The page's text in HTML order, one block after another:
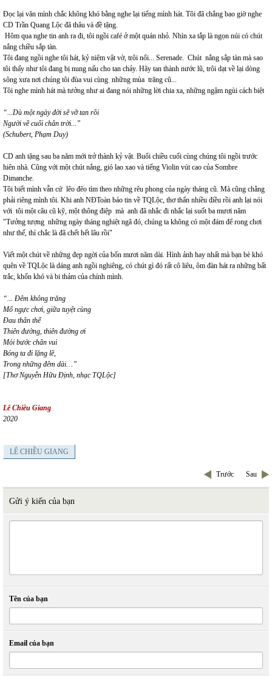
Đọc lại văn mình chắc không khó bằng nghe lại tiếng mình hát. Tôi đã chẳng bao giờ nghe
CD Trần Quang Lộc đã thâu và đề tặng.
Hôm qua nghe tin anh ra đi, tôi ngồi café ở một quán nhỏ. Nhìn xa tắp là ngọn núi có chút
nắng chiều sắp tàn.
Tôi đang ngồi nghe tôi hát, kỷ niệm vật vờ, trôi nổi... Serenade. Chút nắng sắp tàn mà sao
tôi thấy như tôi đang bị nung nấu cho tan chảy. Hãy tan thành nước lũ, trôi dạt về lại dòng
sông xưa nơi chúng tôi đùa vui cùng những mùa trăng cũ...
Tôi nghe mình hát mà tưởng như ai đang nói những lời chia xa, những ngậm ngùi cách biệt
“...Dù một ngày đời sẽ vỡ tan rồi
Người về cuối chân trời...”
(Schubert, Phạm Duy)
CD anh tặng sau ba năm mới trở thành kỷ vật. Buổi chiều cuối cùng chúng tôi ngồi trước
hiên nhà. Cũng với một chút nắng, gió lao xao và tiếng Violin vút cao của Sombre
Dimanche.
Tôi biết mình vẫn cứ lẽo đẽo tìm theo những rêu phong của ngày tháng cũ. Mà cũng chẳng
phải riêng mình tôi. Khi anh NĐToàn báo tin về TQLộc, thơ thẩn nhiều điều rồi anh lại nói
với tôi một câu cũ kỹ, một thông điệp mà anh đã nhắc đi nhắc lại suốt ba mươi năm
"Tưởng tượng những ngày tháng nghiệt ngã đó, chúng ta không có một đám để rong chơi
như thế, thì chắc là đã chết hết lâu rồi"
Viết một chút về những đẹp ngời của bốn mươi năm dài. Hình ảnh hay nhất mà bạn bè khó
quên về TQLộc là dáng anh ngồi nghiêng, có chút gì đó rất cô liêu, ôm đàn hát ra những bất
trắc, khốn khó và bi thảm của chính mình.
“... Đêm không trăng
Mổ ngực chơi, giữa tuyệt cùng
Đau thân thể
Thiên đường, thiên đường ơi
Mỏi bước chân vui
Bóng ta đi lặng lẽ,
Trong những đêm dài…”
[Thơ Nguyễn Hữu Định, nhạc TQLộc]
Lê Chiều Giang
2020
LÊ CHIỀU GIANG
Trước Sau
Gửi ý kiến của bạn
Tên của bạn
Email của bạn